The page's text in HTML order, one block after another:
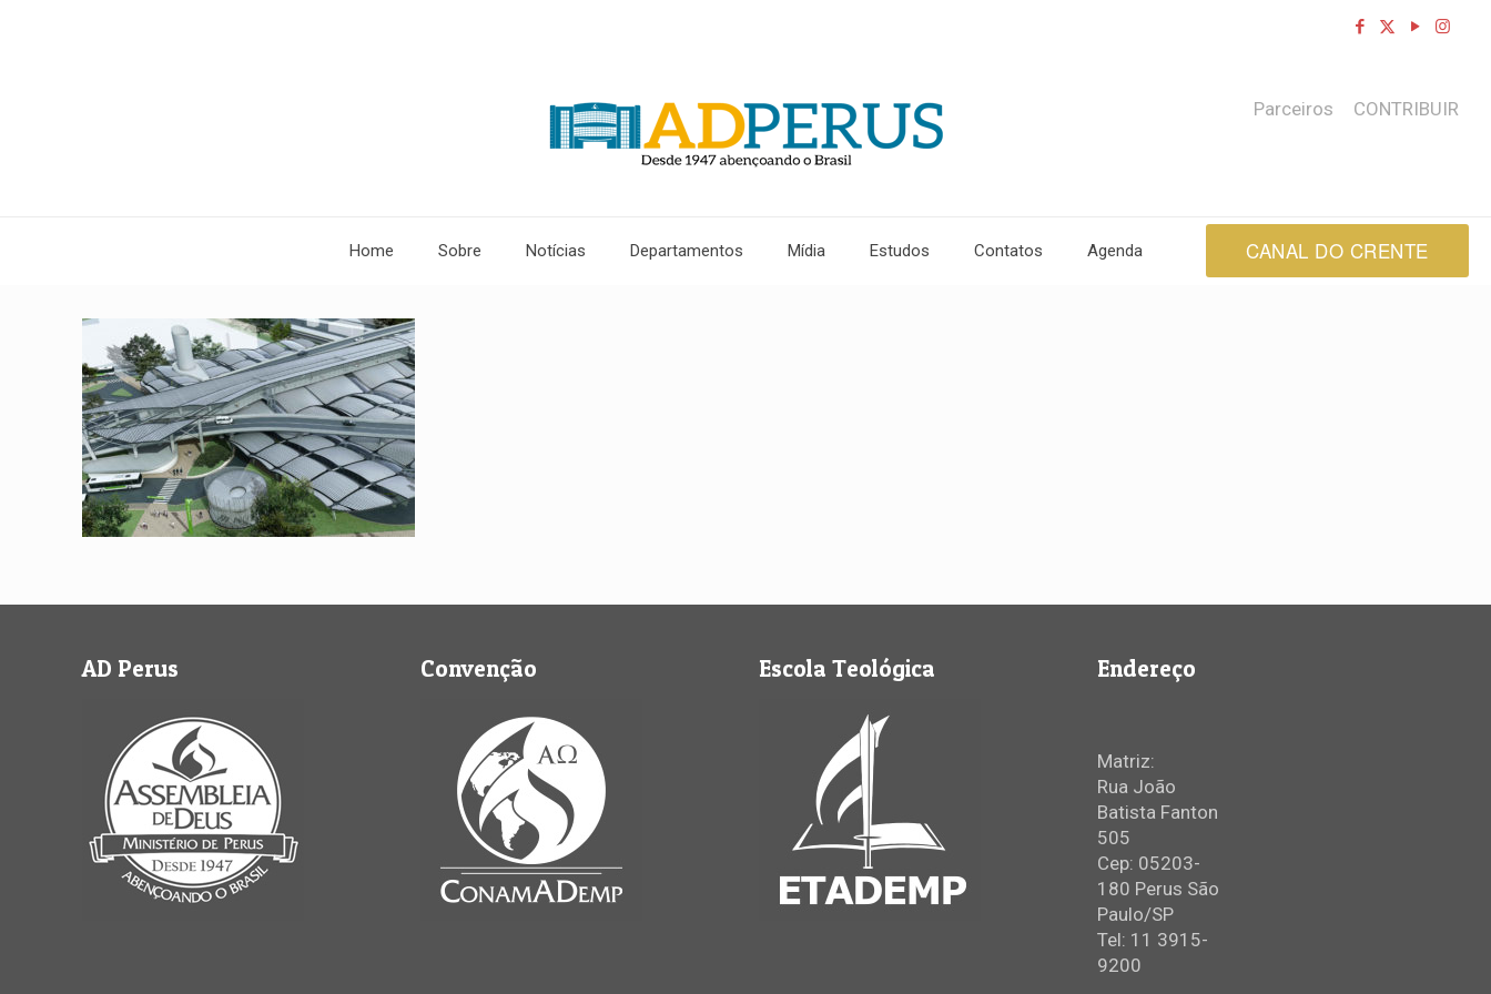
Home Sobre Notícias Departamentos Mídia Estudos Contatos Agenda
Parceiros CONTRIBUIR
CANAL DO CRENTE
AD Perus Convenção Escola Teológica Endereço
Matriz:
Rua João
Batista Fanton
505
Cep: 05203-
180 Perus São
Paulo/SP
Tel: 11 3915-
9200